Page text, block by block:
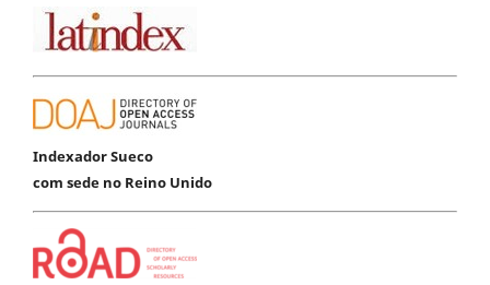
Indexador Sueco
com sede no Reino Unido